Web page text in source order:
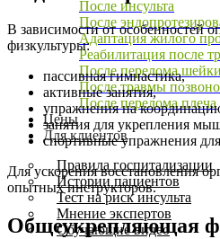
После инсульта
После
Адаптация жилого
Реабилитация после
После перелома
После травмы
После перелома плеча
Цены
Для клиентов
Правила госпитализации
Истории пациентов
Тест на риск инсульта
Мнение экспертов
Обучающие видео
В зависимости от особенностей
физкультуры:
пассивная гимнастика,
активные занятия,
упражнения на
занятия для укрепления
спортивные упражнения
Для ускорения восстановления
опытных инструкторов.
Общеукрепляющая